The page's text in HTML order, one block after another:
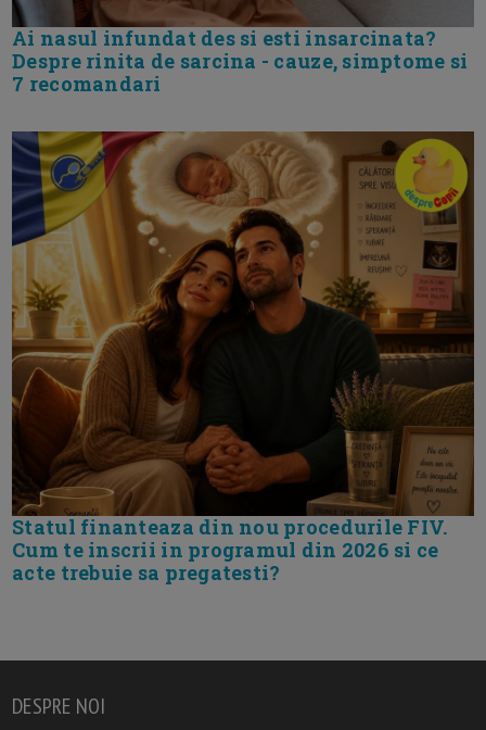
Ai nasul infundat des si esti insarcinata?
Despre rinita de sarcina - cauze, simptome si
7 recomandari
Statul finanteaza din nou procedurile FIV.
Cum te inscrii in programul din 2026 si ce
acte trebuie sa pregatesti?
DESPRE NOI